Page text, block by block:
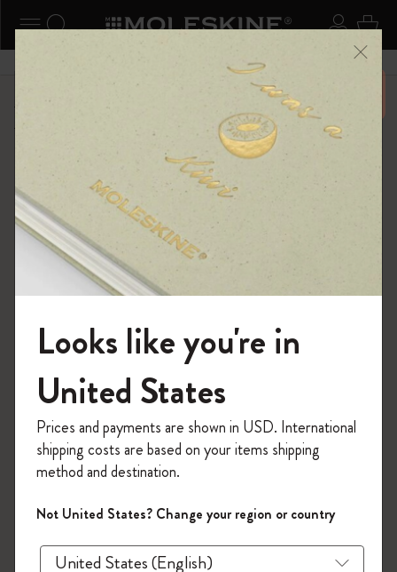
ナビゲーションの切替 ログ
検索 (キーワードなど) カ
6,500円以上のご購入で送料無料 メニ
ーを閉じる
ショップ
ISSEY MIYAKE | モレスキン のコレクション
zoom.cta
モレスキンの世界へようこそ
「WELCOME10」を入力すると、初回注
文が10%オフ＋送料無料になります。セ
ール・アウトレット品は適用外。
Moleskineアカウントを作成して限定オフ
ァーや会員特典、さらに多くのインスピ
レーションを手に入れましょう。
Looks like you're in
United States
Prices and payments are shown in USD. International
shipping costs are based on your items shipping
method and destination.
Not United States? Change your region or country